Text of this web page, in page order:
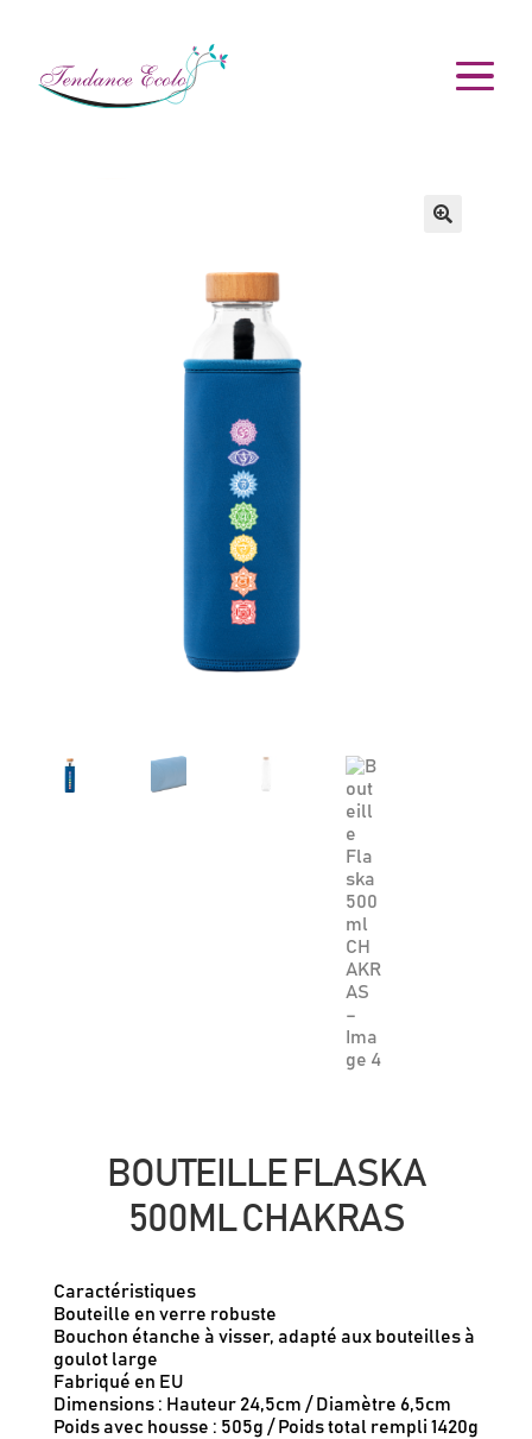
BOUTEILLE FLASKA
500ML CHAKRAS
Caractéristiques
Bouteille en verre robuste
Bouchon étanche à visser, adapté aux bouteilles à
goulot large
Fabriqué en EU
Dimensions : Hauteur 24,5cm / Diamètre 6,5cm
Poids avec housse : 505g / Poids total rempli 1420g